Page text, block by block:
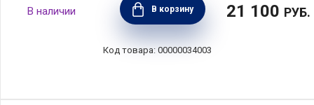
В корзину 21 100 РУБ.
00000034003